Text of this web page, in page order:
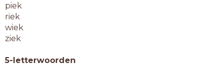
piek
riek
wiek
ziek
5-letterwoorden